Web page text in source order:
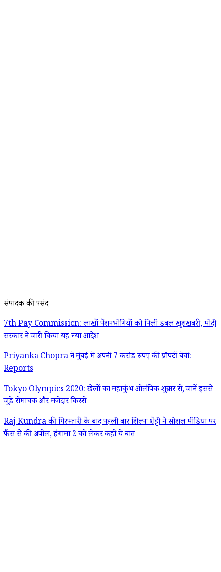
संपादक की पसंद
7th Pay Commission: लाखों पेंशनभोगियों को मिली डबल खुशखबरी, मोदी
सरकार ने जारी किया यह नया आदेश
Priyanka Chopra ने मुंबई में अपनी 7 करोड़ रुपए की प्रॉपर्टी बेची:
Reports
Tokyo Olympics 2020: खेलों का महाकुंभ ओलंपिक शुक्रवार से, जानें इससे
जुड़े रोमांचक और मजेदार किस्से
Raj Kundra की गिरफ्तारी के बाद पहली बार शिल्पा शेट्टी ने सोशल मीडिया पर
फैंस से की अपील, हंगामा 2 को लेकर कही ये बात